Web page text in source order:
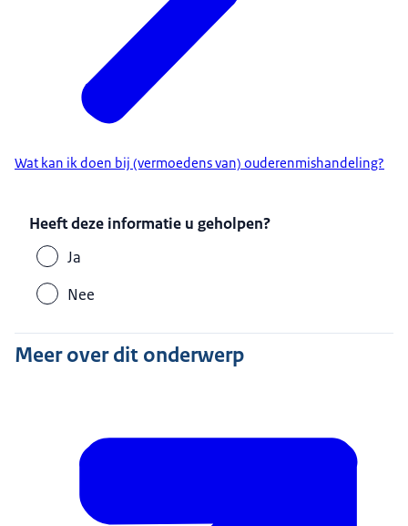
Wat kan ik doen bij (vermoedens van) ouderenmishandeling?
Heeft deze informatie u geholpen?
Ja
Nee
Meer over dit onderwerp